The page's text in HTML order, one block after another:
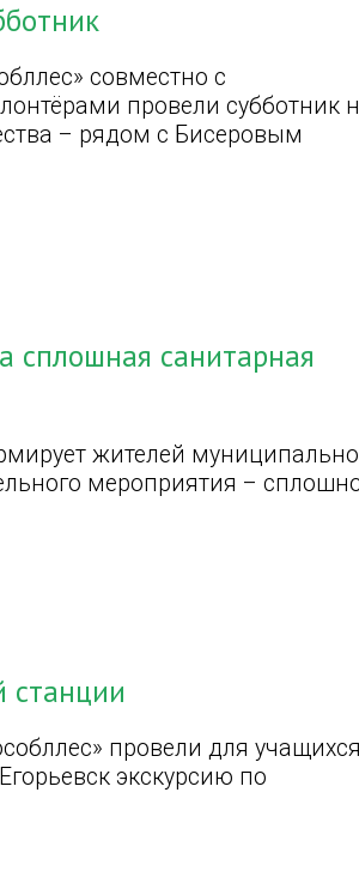
совместно с
провели субботник
– рядом с Бисеровым
сплошная санитарная
жителей
мероприятия –
станции
провели для учащихся
экскурсию по